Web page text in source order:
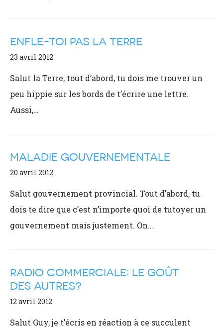
ENFLE-TOI PAS LA TERRE
23 avril 2012
Salut la Terre, tout d’abord, tu dois me trouver un
peu hippie sur les bords de t’écrire une lettre.
Aussi,…
MALADIE GOUVERNEMENTALE
20 avril 2012
Salut gouvernement provincial. Tout d’abord, tu
dois te dire que c’est n’importe quoi de tutoyer un
gouvernement mais justement. On…
RADIO COMMERCIALE: LE GOÛT
DES AUTRES?
12 avril 2012
Salut Guy, je t’écris en réaction à ce succulent